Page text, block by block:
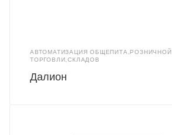
АВТОМАТИЗАЦИЯ ОБЩЕПИТА,РОЗНИЧНОЙ
ТОРГОВЛИ,СКЛАДОВ
Далион